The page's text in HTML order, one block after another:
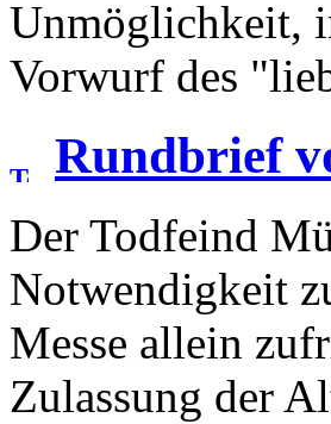
Unmöglichkeit,
Vorwurf des
Rundbrief
Der Todfeind
Notwendigkeit
Messe allein
Zulassung der